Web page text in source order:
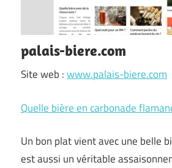
palais-biere.com
Site web :www.palais-biere.com
Quelle bière en carbonade
Un bon plat vient avec une belle
est aussi un véritable